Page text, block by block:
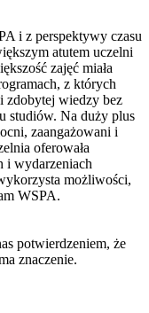
i z perspektywy czasu
atutem uczelni
zajęć miała
z których
zdobytej wiedzy bez
studiów. Na duży plus
zaangażowani i
oferowała
i wydarzeniach
możliwości,
WSPA.
potwierdzeniem, że
znaczenie.